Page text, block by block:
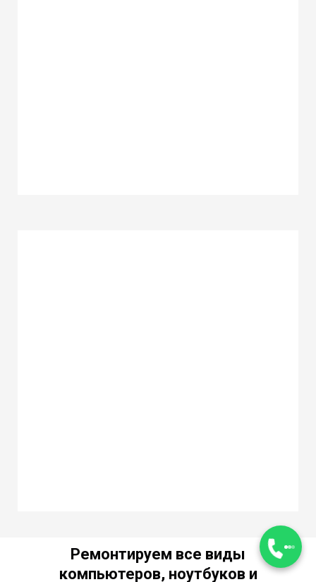
Ремонтируем все виды
компьютеров, ноутбуков и